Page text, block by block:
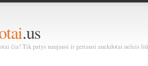
.us
čia! Tik patys naujausi ir geriausi anekdotai neleis